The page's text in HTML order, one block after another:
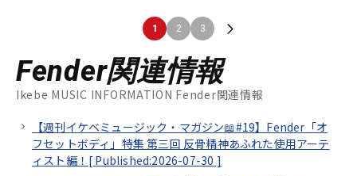
1 2 3
Fender関連情報
Ikebe MUSIC INFORMATION Fender関連情報
【週刊イケベミュージック・マガジン📖#19】Fender「オ
フセットボディ」特集 第三回 反骨精神あふれた使用アーテ
ィスト編！[ Published:2026-07-30 ]